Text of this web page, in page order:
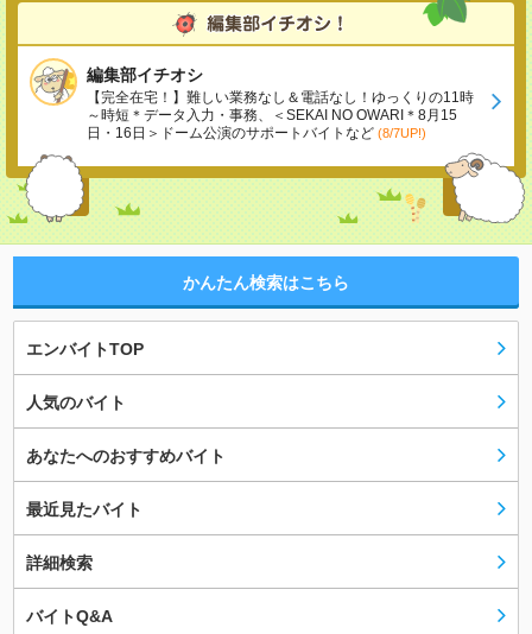
編集部イチオシ
【完全在宅！】難しい業務なし＆電話なし！ゆっくりの11時
～時短＊データ入力・事務、＜SEKAI NO OWARI＊8月15
日・16日＞ドーム公演のサポートバイトなど (8/7UP!)
かんたん検索はこちら
エンバイトTOP
人気のバイト
あなたへのおすすめバイト
最近見たバイト
詳細検索
バイトQ&A